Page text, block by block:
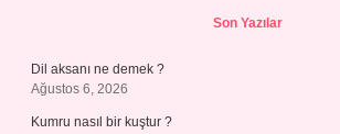
Son Yazılar
Dil aksanı ne demek ?
Ağustos 6, 2026
Kumru nasıl bir kuştur ?